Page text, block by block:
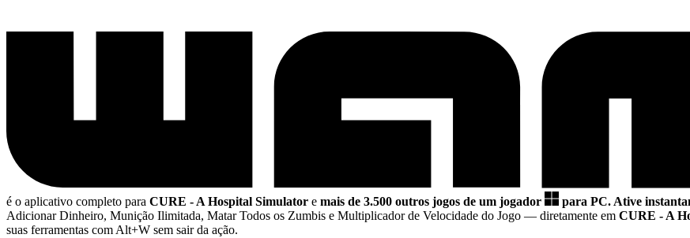
é o aplicativo completo para CURE - A Hospital Simulator e mais de 3.500 outros jogos de um jogador para PC. Ative
Adicionar Dinheiro, Munição Ilimitada, Matar Todos os Zumbis e Multiplicador de Velocidade do Jogo — diretamente em CURE - A
suas ferramentas com Alt+W sem sair da ação.